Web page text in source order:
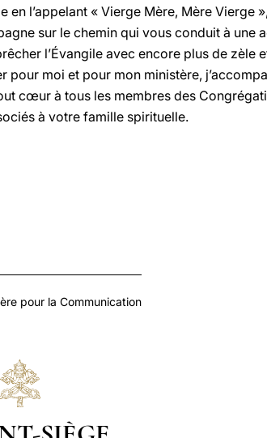
en l’appelant « Vierge Mère, Mère Vierge
sur le chemin qui vous conduit à une
l’Évangile avec encore plus de zèle
moi et pour mon ministère,
cœur à tous les membres des
à votre famille spirituelle.
pour la Communication